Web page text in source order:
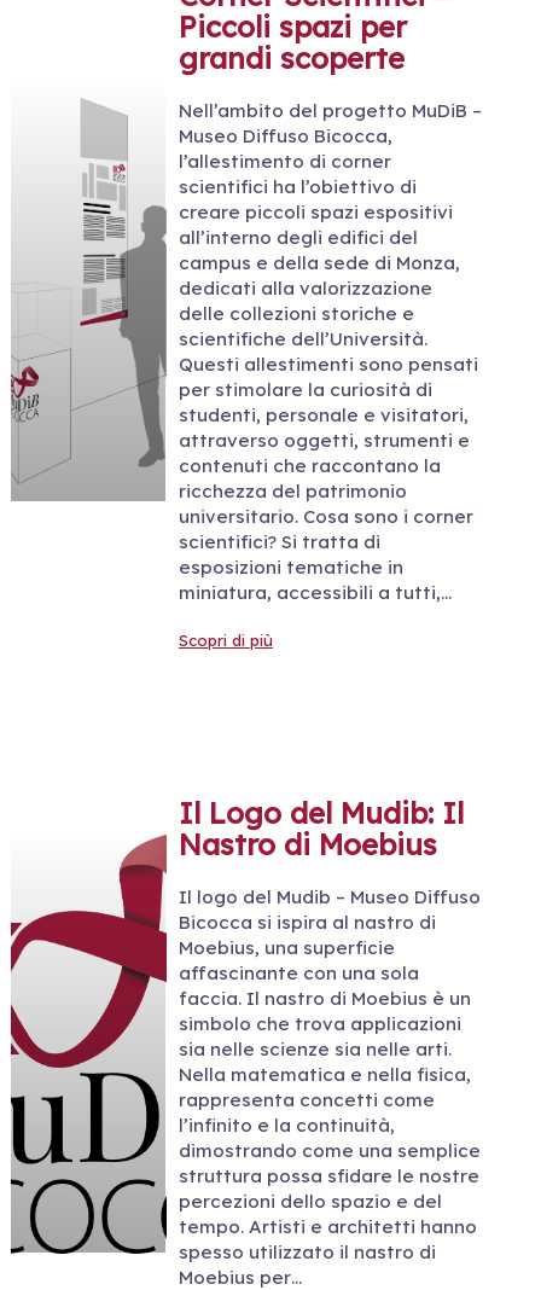
Piccoli spazi per
grandi scoperte
Nell’ambito del progetto MuDiB –
Museo Diffuso Bicocca,
l’allestimento di corner
scientifici ha l’obiettivo di
creare piccoli spazi espositivi
all’interno degli edifici del
campus e della sede di Monza,
dedicati alla valorizzazione
delle collezioni storiche e
scientifiche dell’Università.
Questi allestimenti sono pensati
per stimolare la curiosità di
studenti, personale e visitatori,
attraverso oggetti, strumenti e
contenuti che raccontano la
ricchezza del patrimonio
universitario. Cosa sono i corner
scientifici? Si tratta di
esposizioni tematiche in
miniatura, accessibili a tutti,…
Scopri di più
Il Logo del Mudib: Il
Nastro di Moebius
Il logo del Mudib – Museo Diffuso
Bicocca si ispira al nastro di
Moebius, una superficie
affascinante con una sola
faccia. Il nastro di Moebius è un
simbolo che trova applicazioni
sia nelle scienze sia nelle arti.
Nella matematica e nella fisica,
rappresenta concetti come
l’infinito e la continuità,
dimostrando come una semplice
struttura possa sfidare le nostre
percezioni dello spazio e del
tempo. Artisti e architetti hanno
spesso utilizzato il nastro di
Moebius per…